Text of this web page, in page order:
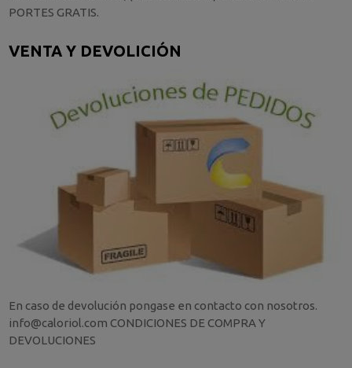
PORTES GRATIS.
VENTA Y DEVOLICIÓN
En caso de devolución pongase en contacto con nosotros.
info@caloriol.com CONDICIONES DE COMPRA Y
DEVOLUCIONES